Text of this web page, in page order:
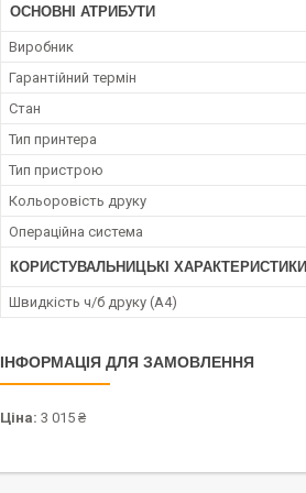
ОСНОВНІ АТРИБУТИ
Виробник
Гарантійний термін
Стан
Тип принтера
Тип пристрою
Кольоровість друку
Операційна система
КОРИСТУВАЛЬНИЦЬКІ ХАРАКТЕРИСТИКИ
Швидкість ч/б друку (A4)
ІНФОРМАЦІЯ ДЛЯ ЗАМОВЛЕННЯ
Ціна: 3 015 ₴